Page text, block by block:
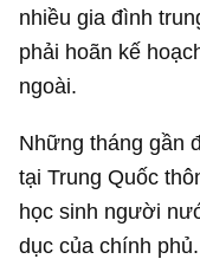
nhiều gia đình
phải hoãn kế
ngoài.
Những tháng gần
tại Trung Quốc
học sinh người
dục của chính phủ.